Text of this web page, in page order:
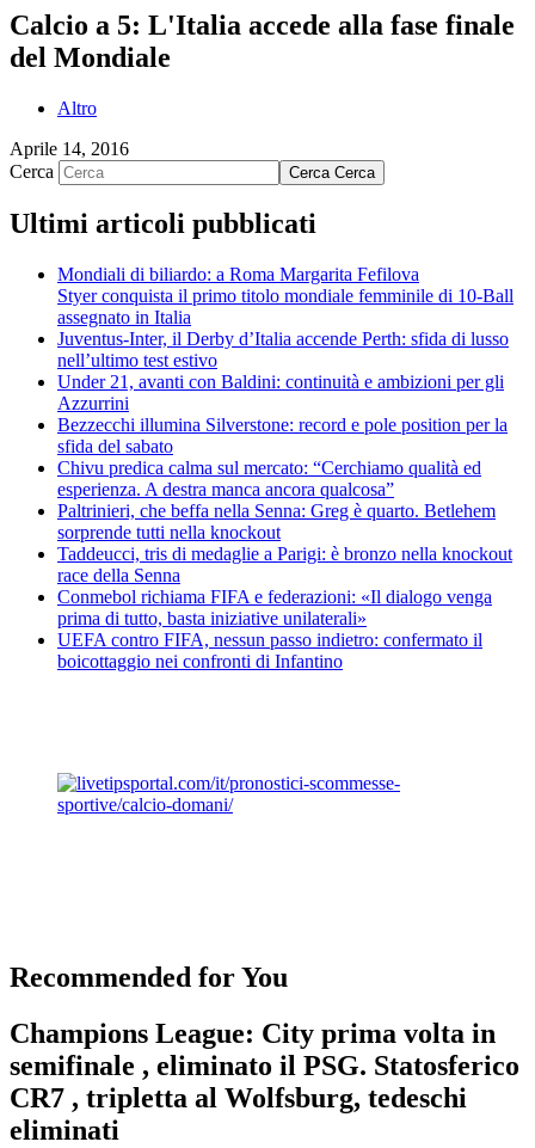
Calcio a 5: L'Italia accede alla fase finale
del Mondiale
Altro
Aprile 14, 2016
Cerca
Cerca Cerca
Ultimi articoli pubblicati
Mondiali di biliardo: a Roma Margarita Fefilova
Styer conquista il primo titolo mondiale femminile di 10-Ball
assegnato in Italia
Juventus-Inter, il Derby d’Italia accende Perth: sfida di lusso
nell’ultimo test estivo
Under 21, avanti con Baldini: continuità e ambizioni per gli
Azzurrini
Bezzecchi illumina Silverstone: record e pole position per la
sfida del sabato
Chivu predica calma sul mercato: “Cerchiamo qualità ed
esperienza. A destra manca ancora qualcosa”
Paltrinieri, che beffa nella Senna: Greg è quarto. Betlehem
sorprende tutti nella knockout
Taddeucci, tris di medaglie a Parigi: è bronzo nella knockout
race della Senna
Conmebol richiama FIFA e federazioni: «Il dialogo venga
prima di tutto, basta iniziative unilaterali»
UEFA contro FIFA, nessun passo indietro: confermato il
boicottaggio nei confronti di Infantino
Recommended for You
Champions League: City prima volta in
semifinale , eliminato il PSG. Statosferico
CR7 , tripletta al Wolfsburg, tedeschi
eliminati